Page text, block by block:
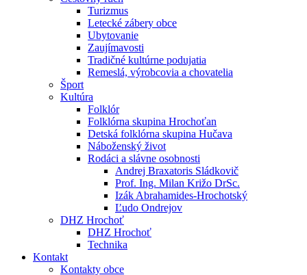
Turizmus
Letecké zábery obce
Ubytovanie
Zaujímavosti
Tradičné kultúrne podujatia
Remeslá, výrobcovia a chovatelia
Šport
Kultúra
Folklór
Folklórna skupina Hrochoťan
Detská folklórna skupina Hučava
Náboženský život
Rodáci a slávne osobnosti
Andrej Braxatoris Sládkovič
Prof. Ing. Milan Križo DrSc.
Izák Abrahamides-Hrochotský
Ľudo Ondrejov
DHZ Hrochoť
DHZ Hrochoť
Technika
Kontakt
Kontakty obce